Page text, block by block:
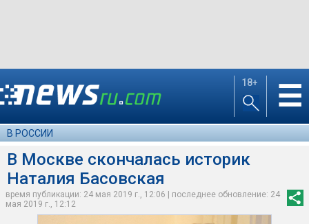
18+ ☰
В РОССИИ
В Москве скончалась историк
Наталия Басовская
время публикации: 24 мая 2019 г., 12:06 | последнее обновление: 24
мая 2019 г., 12:12